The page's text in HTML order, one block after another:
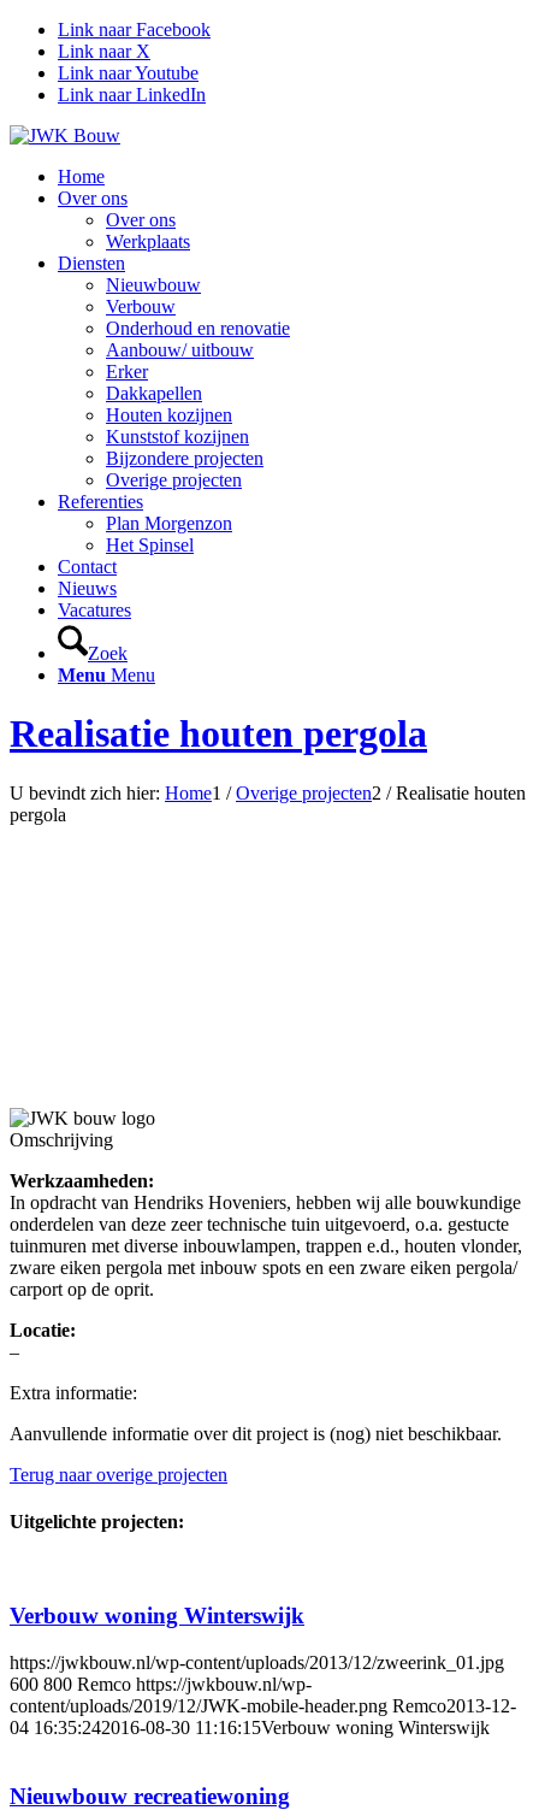
Link naar Facebook
Link naar X
Link naar Youtube
Link naar LinkedIn
Home
Over ons
Over ons
Werkplaats
Diensten
Nieuwbouw
Verbouw
Onderhoud en renovatie
Aanbouw/ uitbouw
Erker
Dakkapellen
Houten kozijnen
Kunststof kozijnen
Bijzondere projecten
Overige projecten
Referenties
Plan Morgenzon
Het Spinsel
Contact
Nieuws
Vacatures
Zoek
Menu Menu
Realisatie houten pergola
U bevindt zich hier: Home1 / Overige projecten2 / Realisatie houten
pergola
Omschrijving
Werkzaamheden:
In opdracht van Hendriks Hoveniers, hebben wij alle bouwkundige
onderdelen van deze zeer technische tuin uitgevoerd, o.a. gestucte
tuinmuren met diverse inbouwlampen, trappen e.d., houten vlonder,
zware eiken pergola met inbouw spots en een zware eiken pergola/
carport op de oprit.
Locatie:
–
Extra informatie:
Aanvullende informatie over dit project is (nog) niet beschikbaar.
Terug naar overige projecten
Uitgelichte projecten:
Verbouw woning Winterswijk
https://jwkbouw.nl/wp-content/uploads/2013/12/zweerink_01.jpg
600 800 Remco https://jwkbouw.nl/wp-
content/uploads/2019/12/JWK-mobile-header.png Remco2013-12-
04 16:35:242016-08-30 11:16:15Verbouw woning Winterswijk
Nieuwbouw recreatiewoning